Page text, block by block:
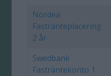
Nordea
Fastränteplacering
2 år
Swedbank
Fasträntekonto 1